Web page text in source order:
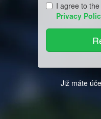
I agree to the
Privacy
Již máte